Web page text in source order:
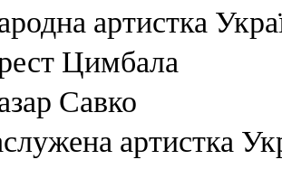
артистка
Цимбала
Савко
артистка